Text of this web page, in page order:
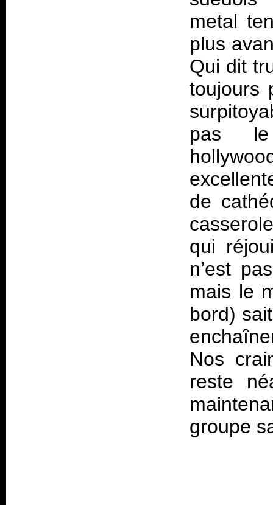
metal
plus
Qui dit
toujours
pas
de
qui
n’est
mais le
bord)
Nos
reste